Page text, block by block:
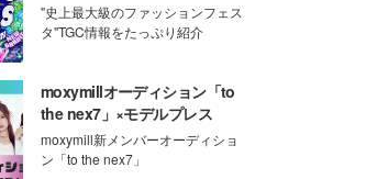
デルプレス
"史上最大級のファッションフェス
タ"TGC情報をたっぷり紹介
moxymillオーディション「to
the nex7」×モデルプレス
moxymill新メンバーオーディショ
ン「to the nex7」